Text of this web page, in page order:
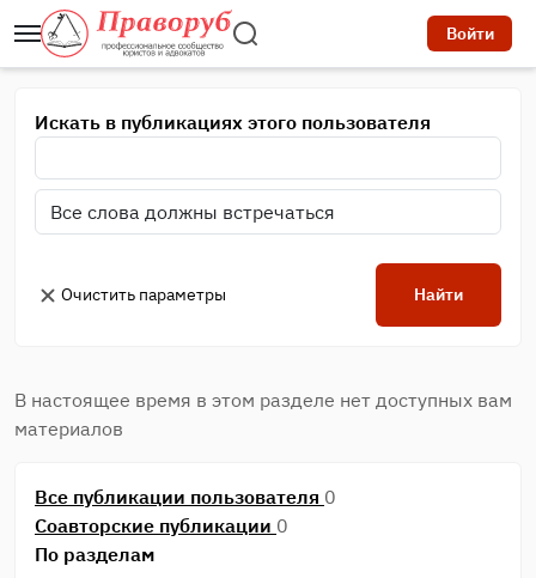
Войти
Искать в публикациях этого пользователя
Очистить параметры Найти
В настоящее время в этом разделе нет доступных вам
материалов
Все публикации пользователя 0
Соавторские публикации 0
По разделам